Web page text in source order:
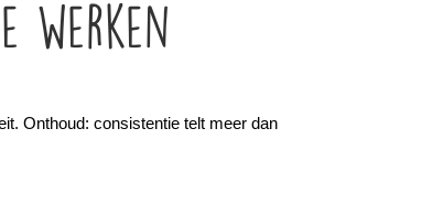
werken
Onthoud: consistentie telt meer dan